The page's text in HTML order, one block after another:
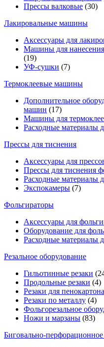
Прессы валковые (30)
Лакировальные машины
Аксессуары для
Машины для
(19)
УФ-сушки (7)
Термоклеевые машины
Дополнительное
машин (17)
Машины для
Расходные материалы
Прессы для тиснения
Аксессуары для
Прессы для тиснения
Расходные материалы
Экспокамеры (7)
Фольгираторы
Аксессуары для
Оборудование для
Расходные материалы
Резальное оборудование
Гильотинные резаки
Продольные резаки (4)
Резаки для пенокартона
Резаки по металлу (4)
Фольгорезальное
Ножи и марзаны (83)
Биговально-